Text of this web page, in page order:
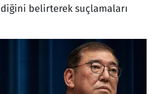
belirterek suçlamaları